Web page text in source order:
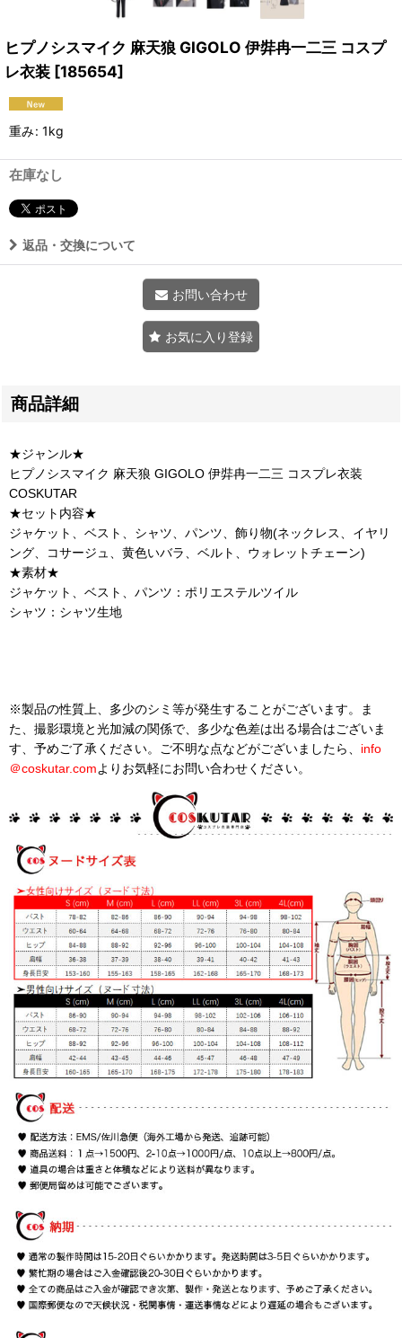
ヒプノシスマイク 麻天狼 GIGOLO 伊弉冉一二三 コスプ
レ衣装 [185654]
重み: 1kg
在庫なし
返品・交換について
お問い合わせ
お気に入り登録
商品詳細
★ジャンル★
ヒプノシスマイク 麻天狼 GIGOLO 伊弉冉一二三 コスプレ衣装
COSKUTAR
★セット内容★
ジャケット、ベスト、シャツ、パンツ、飾り物(ネックレス、イヤリ
ング、コサージュ、黄色いバラ、ベルト、ウォレットチェーン)
★素材★
ジャケット、ベスト、パンツ：ポリエステルツイル
シャツ：シャツ生地
※製品の性質上、多少のシミ等が発生することがございます。ま
た、撮影環境と光加減の関係で、多少な色差は出る場合はございま
す、予めご了承ください。ご不明な点などがございましたら、 info
＠coskutar.comよりお気軽にお問い合わせください。